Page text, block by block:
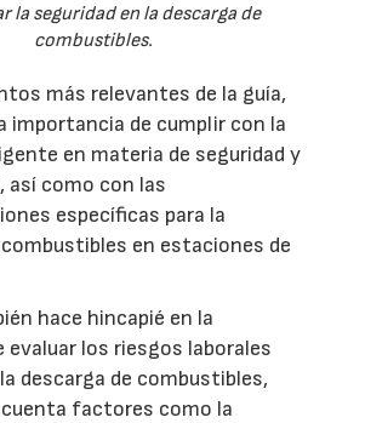
la seguridad en la descarga de
combustibles.
más relevantes de la guía,
importancia de cumplir con la
en materia de seguridad y
así como con las
específicas para la
en estaciones de
hace hincapié en la
evaluar los riesgos laborales
descarga de combustibles,
factores como la